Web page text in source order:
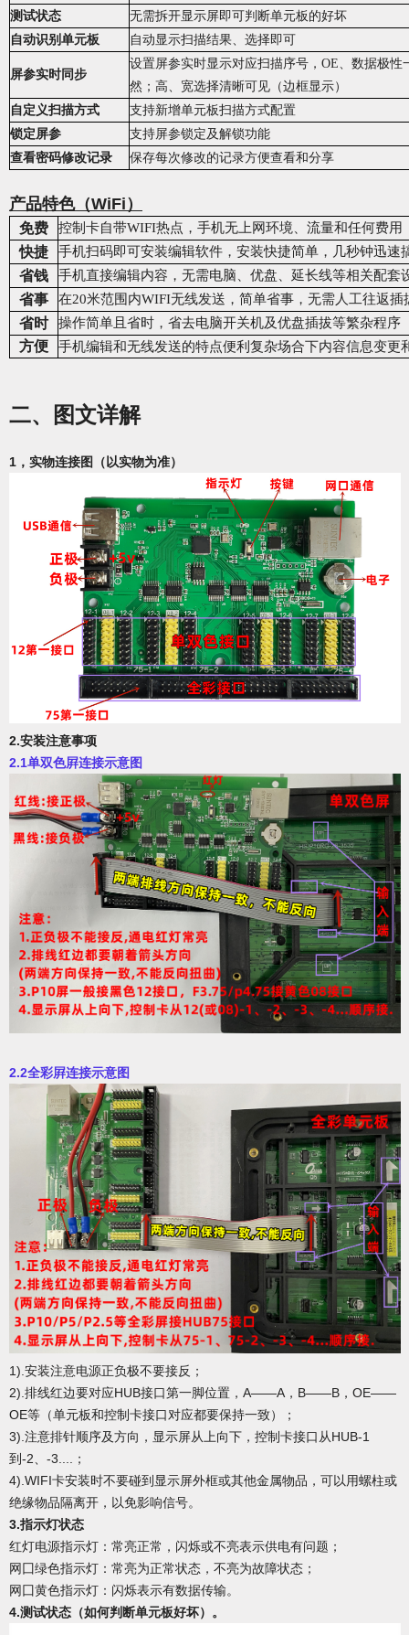
测试状态
无需拆开显示屏即可判断单元板的好坏
自动识别单元板
自动显示扫描结果、选择即可
屏参实时同步
设置屏参实时显示对应扫描序号，OE、数据极性
然 ； 高、宽选择清晰可见（边框显示）
自定义扫描方式
支持新增单元板扫描方式配置
锁定屏参
支持屏参锁定及解锁功能
查看密码修改记录
保存每次修改的记录方便查看和分享
产品特色（WiFi）
免费 控制 卡自带WIFI热点，手机无上网环境、流量和任何费用
快捷 手机扫码即可安装编辑软件，安装快捷简单，几秒钟迅速
省钱 手机直接编辑内容，无需电脑、优盘、延长线等相关配套
省事 在20米范围内WIFI无线发送，简单省事，无需人工往返插
省时 操作简单且省时，省去电脑开关机及优盘插拔等繁杂程序
方便 手机编辑和无线发送的特点便利复杂场合下内容信息变更
二、图文详解
1，实物连接图（以实物为准）
2.安装注意事项
2.1单双色屛连接示意图
2.2全彩屛连接示意图
1).安装注意电源正负极不要接反；
2). 排线红边要对应HUB接口第一脚位置，A——A，B——B，OE——
OE等（单元板和控制卡接口对应都要保持一致）；
3).注意排针顺序及方向，显示屏从上向下，控制卡接口从HUB-1
到-2、-3....；
4).WIFI卡安装时不要碰到显示屏外框或其他金属物品，可以用螺柱或
绝缘物品隔离开，以免影响信号。
3.指示灯状态
红灯电源指示灯： 常亮正常，闪烁或不亮表示供电有问题；
网囗绿色指示灯：常亮为正常状态，不亮为故障状态；
网囗黄色指示灯：闪烁表示有数据传输。
4.测试状态（如何判断单元板好坏）。